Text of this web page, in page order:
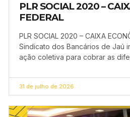
PLR SOCIAL 2020 –
FEDERAL
PLR SOCIAL 2020 – CAIXA
Sindicato dos Bancários de Jaú
ação coletiva para cobrar as
31 de julho de 2026